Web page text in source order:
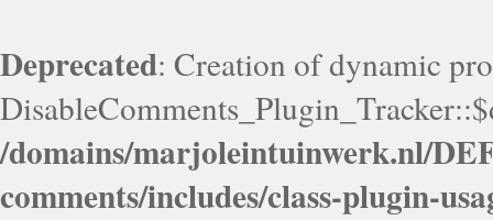
Deprecated: Creation of dynamic
/domains/marjoleintuinwerk.nl/
comments/includes/class-plugin-